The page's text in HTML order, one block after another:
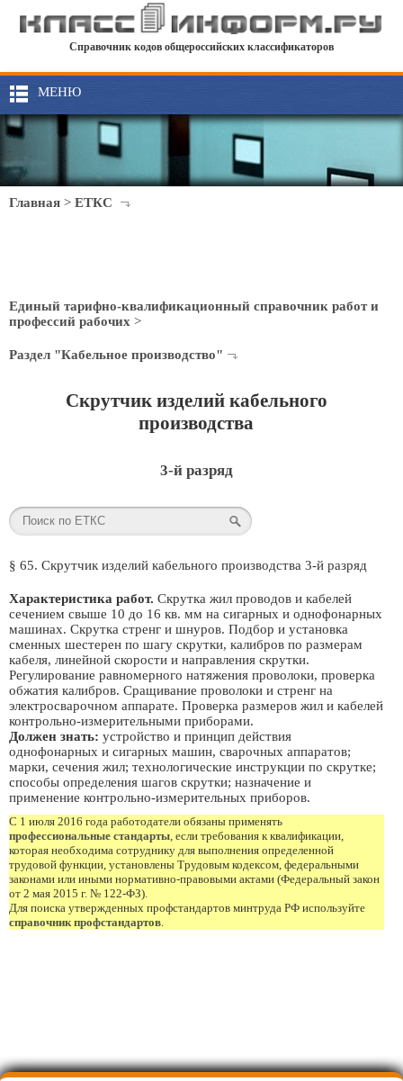
Справочник кодов общероссийских классификаторов
МЕНЮ
Главная > ЕТКС
Единый тарифно-квалификационный справочник работ и
профессий рабочих >
Раздел "Кабельное производство"
Скрутчик изделий кабельного
производства
3-й разряд
§ 65. Скрутчик изделий кабельного производства 3-й разряд
Характеристика работ. Скрутка жил проводов и кабелей
сечением свыше 10 до 16 кв. мм на сигарных и однофонарных
машинах. Скрутка стренг и шнуров. Подбор и установка
сменных шестерен по шагу скрутки, калибров по размерам
кабеля, линейной скорости и направления скрутки.
Регулирование равномерного натяжения проволоки, проверка
обжатия калибров. Сращивание проволоки и стренг на
электросварочном аппарате. Проверка размеров жил и кабелей
контрольно-измерительными приборами.
Должен знать: устройство и принцип действия
однофонарных и сигарных машин, сварочных аппаратов;
марки, сечения жил; технологические инструкции по скрутке;
способы определения шагов скрутки; назначение и
применение контрольно-измерительных приборов.
С 1 июля 2016 года работодатели обязаны применять
профессиональные стандарты, если требования к квалификации,
которая необходима сотруднику для выполнения определенной
трудовой функции, установлены Трудовым кодексом, федеральными
законами или иными нормативно-правовыми актами (Федеральный закон
от 2 мая 2015 г. № 122-ФЗ).
Для поиска утвержденных профстандартов минтруда РФ используйте
справочник профстандартов.